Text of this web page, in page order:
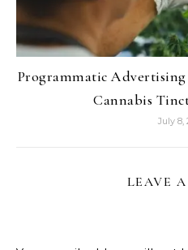
Programmatic
Cannabis
July 8,
LEAVE